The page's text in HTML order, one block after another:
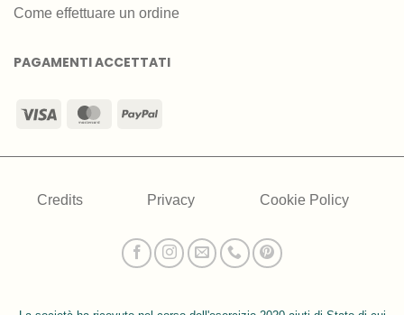
Come effettuare un ordine
PAGAMENTI ACCETTATI
Visa MasterCardPayPal
Credits Privacy Cookie Policy